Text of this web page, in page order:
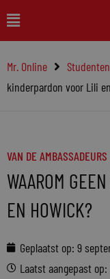
naar
inhoud
Main
Menu
Mr. Online Studenten
kinderpardon voor Lili
VAN DE AMBASSADEURS
WAAROM
EN HOWICK?
Geplaatst op: 9
Laatst aangepast